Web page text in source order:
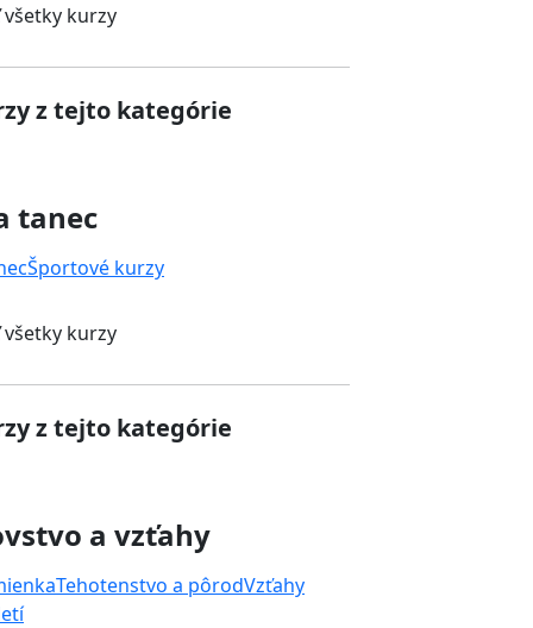
kurzy
z tejto kategórie
tanec
Športové kurzy
kurzy
z tejto kategórie
a vzťahy
Tehotenstvo a pôrodVzťahy